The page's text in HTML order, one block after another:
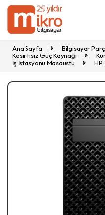
Ana Sayfa
Bilgisayar
Kesintisiz Güç Kaynağı
İş İstasyonu Masaüstü
HP
Previous